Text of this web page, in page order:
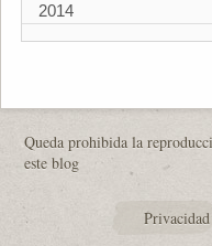
2014
Queda prohibida la
este blog
Privacidad